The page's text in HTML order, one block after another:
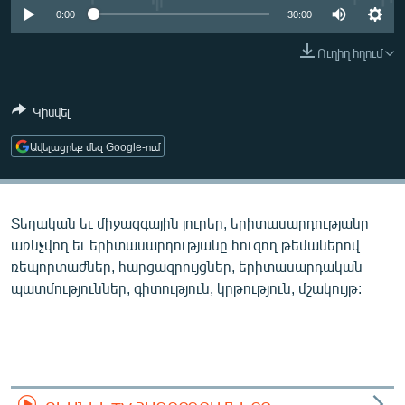
ՄԻՋԱԶԳԱՅԻՆ
ՄԵԿՆԱԲԱՆՈՒԹՅՈՒՆ
ՏՏ ԵՒ ԻՆՏԵՐՆԵՏ
ԿՈՐՈՆԱՎԻՐՈՒՍ
ՏԵՍԱՆՅՈՒԹԵՐ
ԲԱՆԱՎԵՃ
Հայերեն
0:00 30:00
Ուղիղ հղում
Կիսվել
Ավելացրեք մեզ Google-ում
Տեղական եւ միջազգային լուրեր, երիտասարդությանը
առնչվող եւ երիտասարդությանը հուզող թեմաներով
ռեպորտաժներ, հարցազրույցներ, երիտասարդական
պատմություններ, գիտություն, կրթություն, մշակույթ: